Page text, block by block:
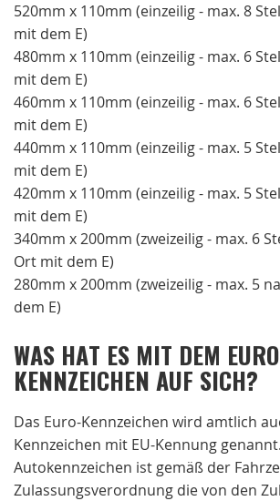
520mm x 110mm (einzeilig - max. 8
mit dem E)
480mm x 110mm (einzeilig - max. 6
mit dem E)
460mm x 110mm (einzeilig - max. 6
mit dem E)
440mm x 110mm (einzeilig - max. 5
mit dem E)
420mm x 110mm (einzeilig - max. 5
mit dem E)
340mm x 200mm (zweizeilig - max. 6
Ort mit dem E)
280mm x 200mm (zweizeilig - max. 5
dem E)
WAS HAT ES MIT DEM
KENNZEICHEN AUF SICH?
Das Euro-Kennzeichen wird amtlich
Kennzeichen mit EU-Kennung
Autokennzeichen ist gemäß der
Zulassungsverordnung die von den